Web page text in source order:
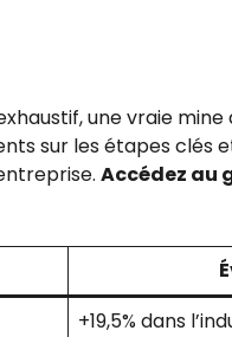
une vraie mine
sur les étapes clés
Accédez au
+19,5% dans